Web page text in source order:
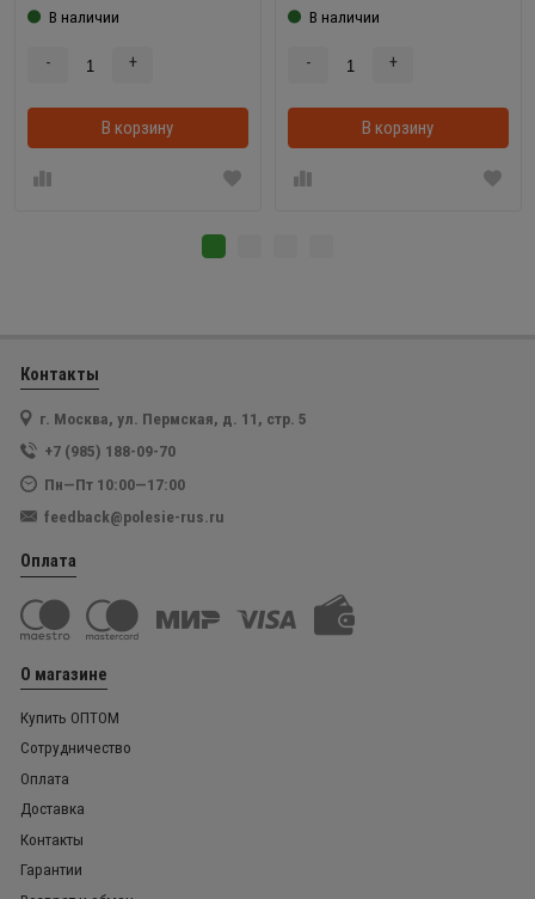
В наличии
- +
В корзину
В наличии
- +
В корзину
Контакты
г. Москва, ул. Пермская, д. 11, стр. 5
+7 (985) 188-09-70
Пн—Пт 10:00—17:00
feedback@polesie-rus.ru
Оплата
О магазине
Купить ОПТОМ
Сотрудничество
Оплата
Доставка
Контакты
Гарантии